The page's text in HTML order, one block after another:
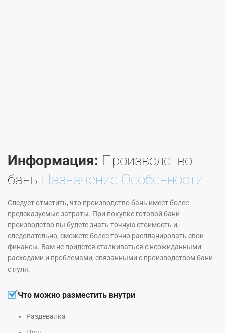
Информация: Производство
бань Назначение Особенности
Следует отметить, что производство бань имеет более
предсказуемые затраты. При покупке готовой бани
производство вы будете знать точную стоимость и,
следовательно, сможете более точно распланировать свои
финансы. Вам не придется сталкиваться с неожиданными
расходами и проблемами, связанными с производством бани
с нуля.
Что можно разместить внутри
Раздевалка